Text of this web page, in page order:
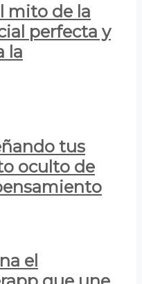
mito de la
perfecta y
la
tus
oculto de
el